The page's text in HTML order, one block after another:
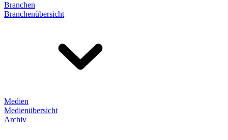
Branchen
Branchenübersicht
Medien
Medienübersicht
Archiv